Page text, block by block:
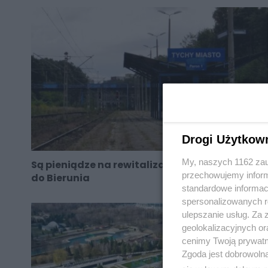
Są pieniądze na rewitalizację linii kolejowej
do Bierunia
Drogi
My, naszych 1162
przechowujemy
standardowe
spersonalizowanych
ulepszanie usług.
geolokalizacyjnych
cenimy Twoją
Zgoda jest